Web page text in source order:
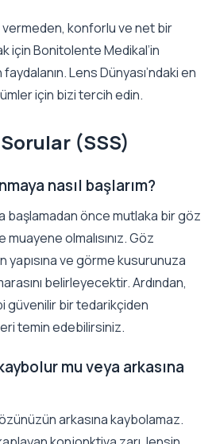
vermeden, konforlu ve net bir
için Bonitolente Medikal’in
Lens Dünyası’ndaki en
için bizi tercih edin.
(SSS)
nasıl başlarım?
başlamadan önce mutlaka bir göz
olmalısınız. Göz
ve görme kusurunuza
belirleyecektir. Ardından,
güvenilir bir tedarikçiden
temin edebilirsiniz.
mu veya arkasına
arkasına kaybolamaz.